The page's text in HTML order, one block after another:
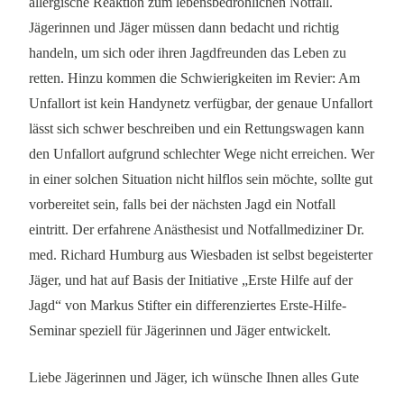
Jägerinnen und Jäger müssen dann bedacht und richtig
handeln, um sich oder ihren Jagdfreunden das Leben zu
retten. Hinzu kommen die Schwierigkeiten im Revier: Am
Unfallort ist kein Handynetz verfügbar, der genaue Unfallort
lässt sich schwer beschreiben und ein Rettungswagen kann
den Unfallort aufgrund schlechter Wege nicht erreichen. Wer
in einer solchen Situation nicht hilflos sein möchte, sollte gut
vorbereitet sein, falls bei der nächsten Jagd ein Notfall
eintritt. Der erfahrene Anästhesist und Notfallmediziner Dr.
med. Richard Humburg aus Wiesbaden ist selbst begeisterter
Jäger, und hat auf Basis der Initiative „Erste Hilfe auf der
Jagd“ von Markus Stifter ein differenziertes Erste-Hilfe-
Seminar speziell für Jägerinnen und Jäger entwickelt.
Liebe Jägerinnen und Jäger, ich wünsche Ihnen alles Gute